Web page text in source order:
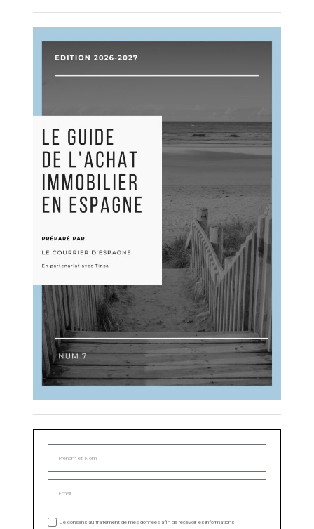
Je consens au traitement de mes données afin de recevoir les informations